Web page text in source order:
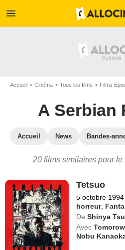
menu
Accueil Cinéma Tous les films Films
A Serbian
Accueil News Bandes-
20 films similaires pour le
Tetsuo
5 octobre 1994
horreur,
De Shinya
Avec
Nobu